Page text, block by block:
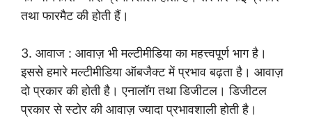
तथा फारमैट की होती हैं।
3. आवाज : आवाज़ भी मल्टीमीडिया का महत्त्वपूर्ण भाग है।
इससे हमारे मल्टीमीडिया ऑबजैक्ट में प्रभाव बढ़ता है। आवाज़
दो प्रकार की होती है। एनालॉग तथा डिजीटल। डिजीटल
प्रकार से स्टोर की आवाज़ ज्यादा प्रभावशाली होती है।